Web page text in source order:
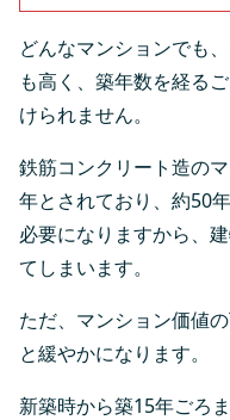
どんなマンションでも
も高く、築年数を経る
けられません。
鉄筋コンクリート造の
年とされており、約50
必要になりますから、
てしまいます。
ただ、マンション価値
と緩やかになります。
新築時から築15年ごろ